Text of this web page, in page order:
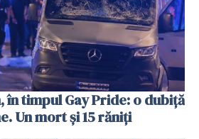
în timpul Gay Pride: o dubiță
Un mort și 15 răniți